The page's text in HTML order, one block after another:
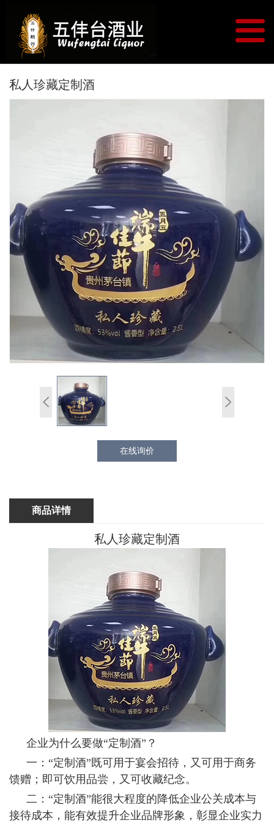
私人珍藏定制酒
在线询价
商品详情
私人珍藏定制酒
企业为什么要做“定制酒”？
一： “定制酒”既可用于宴会招待，又可用于商务
馈赠；即可饮用品尝，又可收藏纪念。
二： “定制酒”能很大程度的降低企业公关成本与
接待成本，能有效提升企业品牌形象，彰显企业实力